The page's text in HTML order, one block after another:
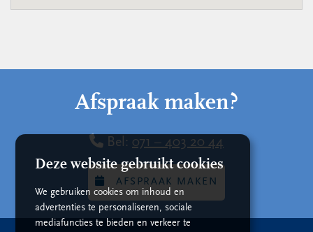
Afspraak maken?
Bel: 071 – 403 20 44
AFSPRAAK MAKEN
Deze website gebruikt cookies
We gebruiken cookies om inhoud en
advertenties te personaliseren, sociale
mediafuncties te bieden en verkeer te